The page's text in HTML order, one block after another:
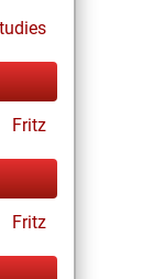
Fritz
Fritz